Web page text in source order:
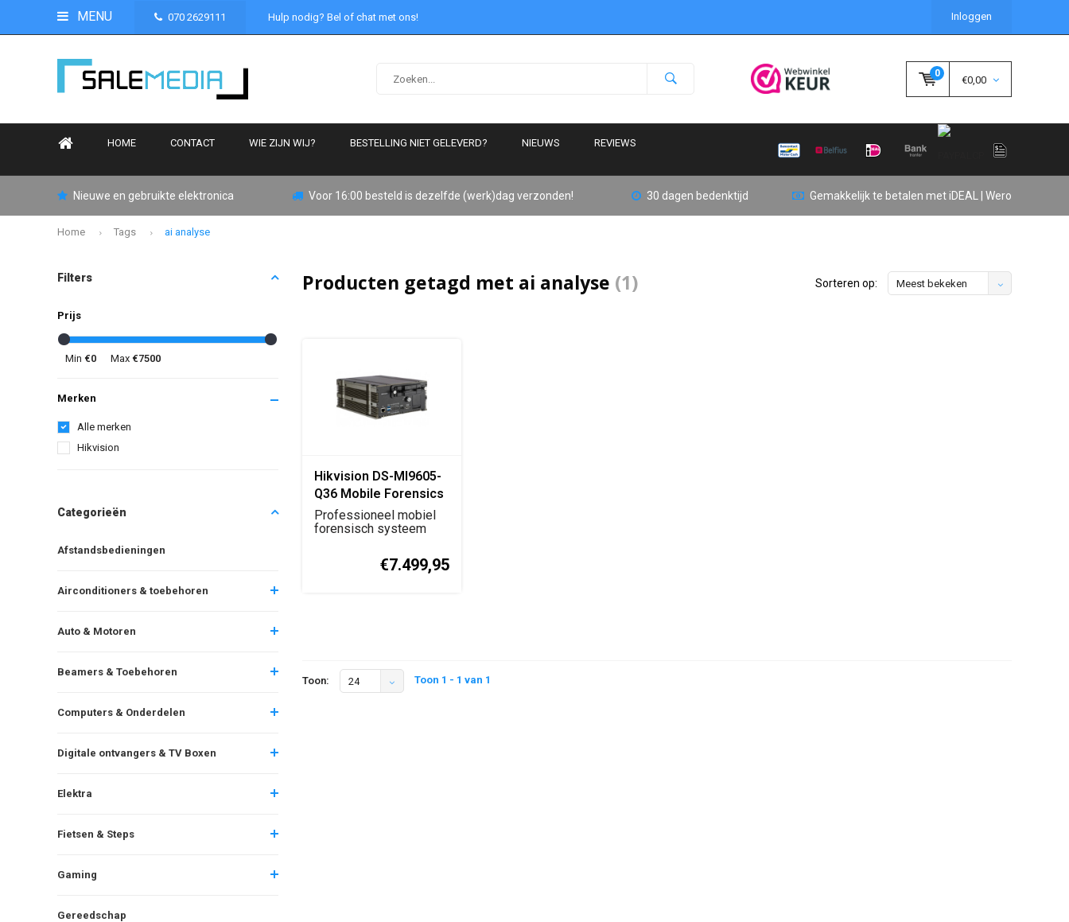
MENU 070 2629111 Hulp nodig? Bel of chat met ons! Inloggen
0
€0,00
HOME CONTACT WIE ZIJN WIJ? BESTELLING NIET GELEVERD? NIEUWS REVIEWS
Nieuwe en gebruikte elektronica Voor 16:00 besteld is dezelfde (werk)dag verzonden! 30 dagen bedenktijd Gemakkelijk te betalen met iDEAL | Wero
Home Tags ai analyse
Filters
Prijs
Min €0 Max €7500
Merken
Alle merken
Hikvision
Categorieën
Afstandsbedieningen
Airconditioners & toebehoren
Auto & Motoren
Beamers & Toebehoren
Computers & Onderdelen
Digitale ontvangers & TV Boxen
Elektra
Fietsen & Steps
Gaming
Gereedschap
Producten getagd met ai analyse (1) Sorteren op: Meest bekeken
Hikvision DS-MI9605-
Q36 Mobile Forensics
System
Professioneel mobiel
forensisch systeem
€7.499,95
Toon: 24 Toon 1 - 1 van 1